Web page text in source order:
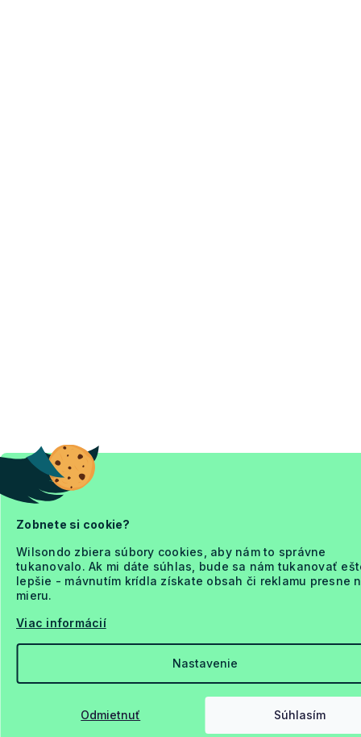
Zobnete si cookie?
Wilsondo zbiera súbory cookies, aby nám to správne
tukanovalo. Ak mi dáte súhlas, bude sa nám tukanovať
lepšie - mávnutím krídla získate obsah či reklamu presne
mieru.
Viac informácií
Nastavenie
Odmietnuť Súhlasím